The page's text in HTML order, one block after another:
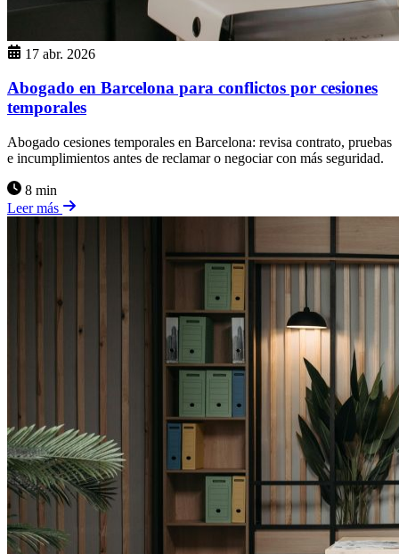
17 abr. 2026
Abogado en Barcelona para conflictos por cesiones
temporales
Abogado cesiones temporales en Barcelona: revisa contrato, pruebas
e incumplimientos antes de reclamar o negociar con más seguridad.
8 min
Leer más